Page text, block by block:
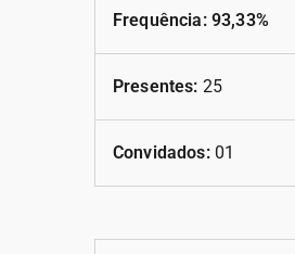
Frequência: 93,33%
Presentes: 25
Convidados:01